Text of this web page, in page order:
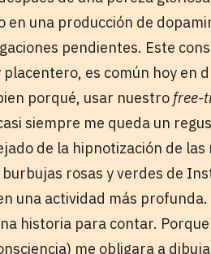
en una producción de
pendientes. Este
es común hoy en
porqué, usar nuestro free-
siempre me queda un
de la hipnotización de
rosas y verdes de
una actividad más
historia para contar.
me obligara a